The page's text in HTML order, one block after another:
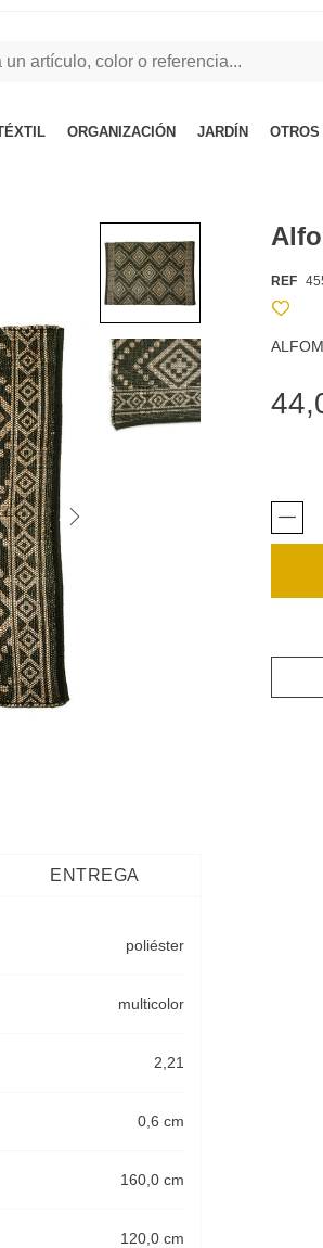
ORGANIZACIÓN JARDÍN OTROS
REF
ENTREGA
poliéster
multicolor
2,21
0,6 cm
160,0 cm
120,0 cm